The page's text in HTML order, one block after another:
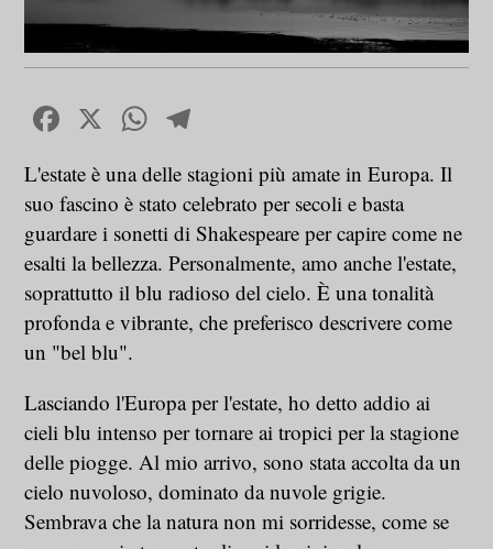
Facebook
X WhatsApp
L'estate è una delle stagioni più amate in Europa. Il
suo fascino è stato celebrato per secoli e basta
guardare i sonetti di Shakespeare per capire come ne
esalti la bellezza. Personalmente, amo anche l'estate,
soprattutto il blu radioso del cielo. È una tonalità
profonda e vibrante, che preferisco descrivere come
un "bel blu".
Lasciando l'Europa per l'estate, ho detto addio ai
cieli blu intenso per tornare ai tropici per la stagione
delle piogge. Al mio arrivo, sono stata accolta da un
cielo nuvoloso, dominato da nuvole grigie.
Sembrava che la natura non mi sorridesse, come se